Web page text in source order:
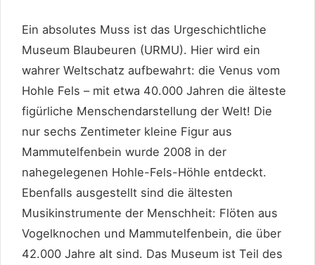
Ein absolutes Muss ist das Urgeschichtliche
Museum Blaubeuren (URMU). Hier wird ein
wahrer Weltschatz aufbewahrt: die Venus vom
Hohle Fels – mit etwa 40.000 Jahren die älteste
figürliche Menschendarstellung der Welt! Die
nur sechs Zentimeter kleine Figur aus
Mammutelfenbein wurde 2008 in der
nahegelegenen Hohle-Fels-Höhle entdeckt.
Ebenfalls ausgestellt sind die ältesten
Musikinstrumente der Menschheit: Flöten aus
Vogelknochen und Mammutelfenbein, die über
42.000 Jahre alt sind. Das Museum ist Teil des